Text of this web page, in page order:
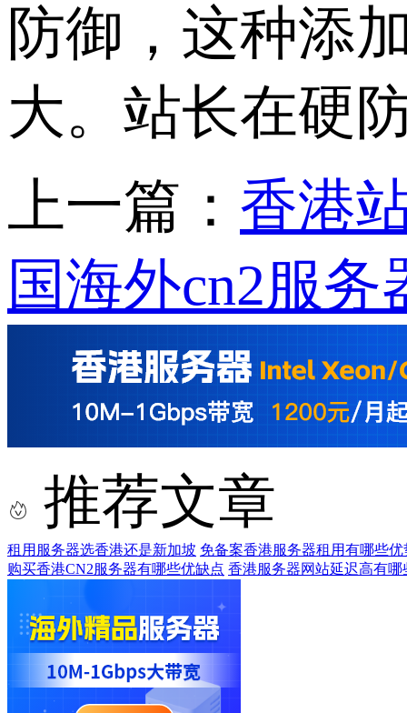
防御，这种添
大。站长在硬
上一篇： 香港
国海外cn2服
推荐文章
租用服务器选香港还是新加坡 免备案香港服务器租用有哪些优
购买香港CN2服务器有哪些优缺点 香港服务器网站延迟高有哪